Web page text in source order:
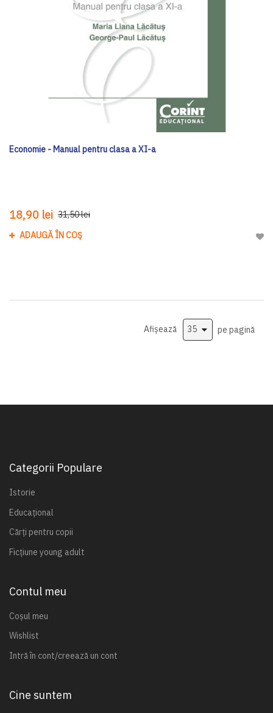
Economie - Manual pentru clasa a XI-a
18,90 lei 31,50 lei
ADAUGĂ ÎN COȘ
Afișează pe pagină
Categorii Populare
Istorie
Educațional
Cărți pentru copii
Ficțiune young adult
Contul meu
Coșul meu
Wishlist
Intră în cont/creează un cont
Cine suntem